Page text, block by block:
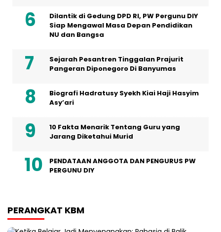
Dilantik di Gedung DPD RI, PW Pergunu DIY
Siap Mengawal Masa Depan Pendidikan
NU dan Bangsa
Sejarah Pesantren Tinggalan Prajurit
Pangeran Diponegoro Di Banyumas
Biografi Hadratusy Syekh Kiai Haji Hasyim
Asy’ari
10 Fakta Menarik Tentang Guru yang
Jarang Diketahui Murid
PENDATAAN ANGGOTA DAN PENGURUS PW
PERGUNU DIY
PERANGKAT KBM